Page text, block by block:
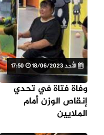
الأحد 18/06/2023
وفاة فتاة في تحدي
إنقاص الوزن أمام
الملايين